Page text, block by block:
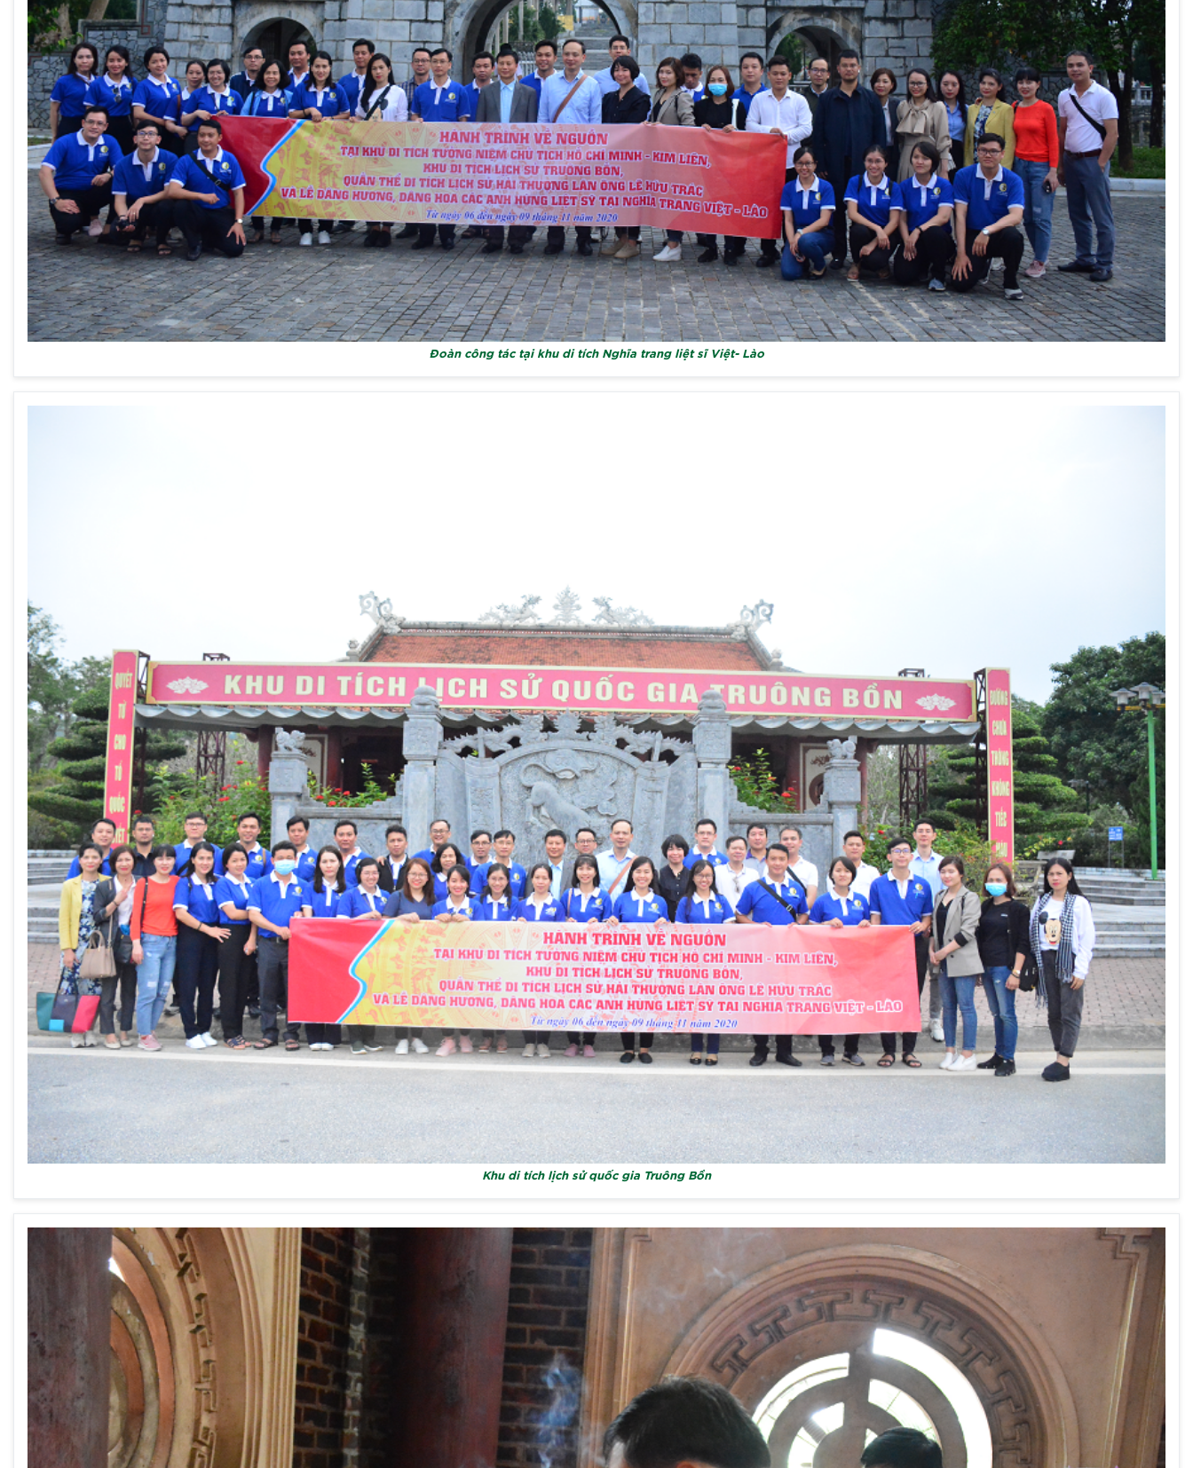
Đoàn công tác tại khu di tích Nghĩa trang liệt sĩ Việt- Lào
Khu di tích lịch sử quốc gia Truông Bồn